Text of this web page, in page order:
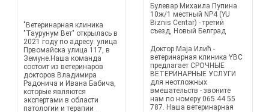
"Ветеринарная клиника
"Таурунум Вет" открылась в
2021 году по адресу: улица
Првомайска улица 117, в
Земуне.Наша команда
состоит из ветеринаров
докторов Владимира
Радонича и Ивана Бабича,
которые являются
экспертами в области
патологии и терапии
Булевар Михаила Пупина
10ж/1 местный NP4 (YU
Biznis Centar) - третий
съезд, Новый Белград
Доктор Маја Илић -
ветеринарная клиника YBC
предлагает СРОЧНЫЕ
ВЕТЕРИНАРНЫЕ УСЛУГИ
для неотложных
вмешательств - звоните
нам по номеру 065 44 55
787. Наша ветеринарная